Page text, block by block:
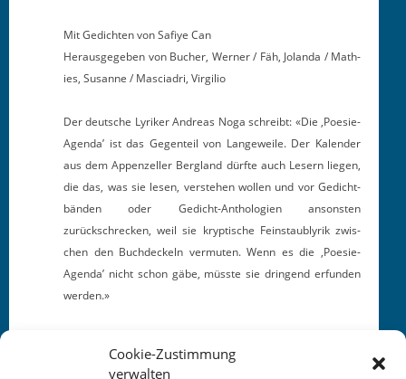
Cookie-Zustimmung
verwalten
Mit Gedicht­en von Safiye Can
Her­aus­gegeben von Buch­er, Wern­er / Fäh, Jolan­da / Math­
ies, Susanne / Mas­ci­adri, Virgilio
Der deutsche Lyrik­er Andreas Noga schreibt: «Die ‚Poe­sie-
Agen­da’ ist das Gegen­teil von Langeweile. Der Kalen­der
aus dem Appen­zeller Berg­land dürfte auch Lesern liegen,
die das, was sie lesen, ver­ste­hen wollen und vor Gedicht­
bän­den oder Gedicht-Antholo­gien anson­sten
zurückschreck­en, weil sie kryp­tis­che Fein­staublyrik zwis­
chen den Buchdeck­eln ver­muten. Wenn es die ‚Poe­sie-
Agen­da’ nicht schon gäbe, müsste sie drin­gend erfun­den
werden.»